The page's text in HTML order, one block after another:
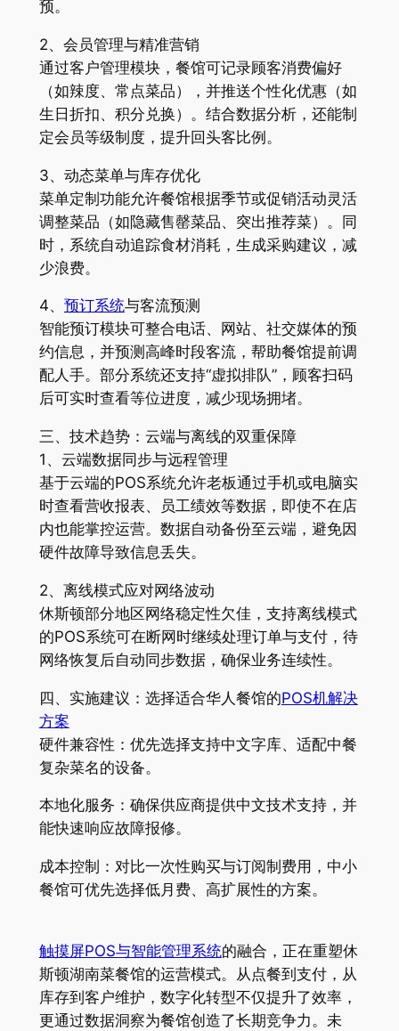
预。
2、会员管理与精准营销
通过客户管理模块，餐馆可记录顾客消费偏好
（如辣度、常点菜品），并推送个性化优惠（如
生日折扣、积分兑换）。结合数据分析，还能制
定会员等级制度，提升回头客比例。
3、动态菜单与库存优化
菜单定制功能允许餐馆根据季节或促销活动灵活
调整菜品（如隐藏售罄菜品、突出推荐菜）。同
时，系统自动追踪食材消耗，生成采购建议，减
少浪费。
4、 预订系统与客流预测
智能预订模块可整合电话、网站、社交媒体的预
约信息，并预测高峰时段客流，帮助餐馆提前调
配人手。部分系统还支持“虚拟排队”，顾客扫码
后可实时查看等位进度，减少现场拥堵。
三、技术趋势：云端与离线的双重保障
1、云端数据同步与远程管理
基于云端的POS系统允许老板通过手机或电脑实
时查看营收报表、员工绩效等数据，即使不在店
内也能掌控运营。数据自动备份至云端，避免因
硬件故障导致信息丢失。
2、离线模式应对网络波动
休斯顿部分地区网络稳定性欠佳，支持离线模式
的POS系统可在断网时继续处理订单与支付，待
网络恢复后自动同步数据，确保业务连续性。
四、实施建议：选择适合华人餐馆的POS机解决
方案
硬件兼容性：优先选择支持中文字库、适配中餐
复杂菜名的设备。
本地化服务：确保供应商提供中文技术支持，并
能快速响应故障报修。
成本控制：对比一次性购买与订阅制费用，中小
餐馆可优先选择低月费、高扩展性的方案。
触摸屏POS与智能管理系统的融合，正在重塑休
斯顿湖南菜餐馆的运营模式。从点餐到支付，从
库存到客户维护，数字化转型不仅提升了效率，
更通过数据洞察为餐馆创造了长期竞争力。未